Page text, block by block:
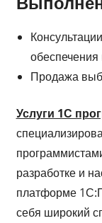
Продажа
Услуги 1С
разработке и
платформе
себя широкий